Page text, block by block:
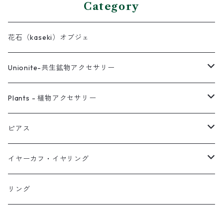
Category
花石（kaseki）オブジェ
Unionite-共生鉱物アクセサリー
ピアス
ネックレス
イヤーカフ
イヤリング
Plants - 植物アクセサリー
ピアス
ネックレス
リング
ピアス
スタッド・一粒
フック・ぶら下がり
イヤーカフ・イヤリング
原石イヤーカフ
リング